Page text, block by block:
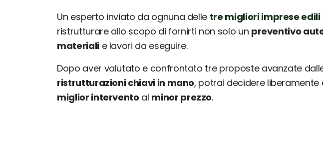
Un esperto inviato da ognuna delle tre migliori imprese edili
ristrutturare allo scopo di fornirti non solo un preventivo
materialie lavori da eseguire.
Dopo aver valutato e confrontato tre proposte avanzate
ristrutturazioni chiavi in mano, potrai decidere
miglior intervento al minor prezzo.